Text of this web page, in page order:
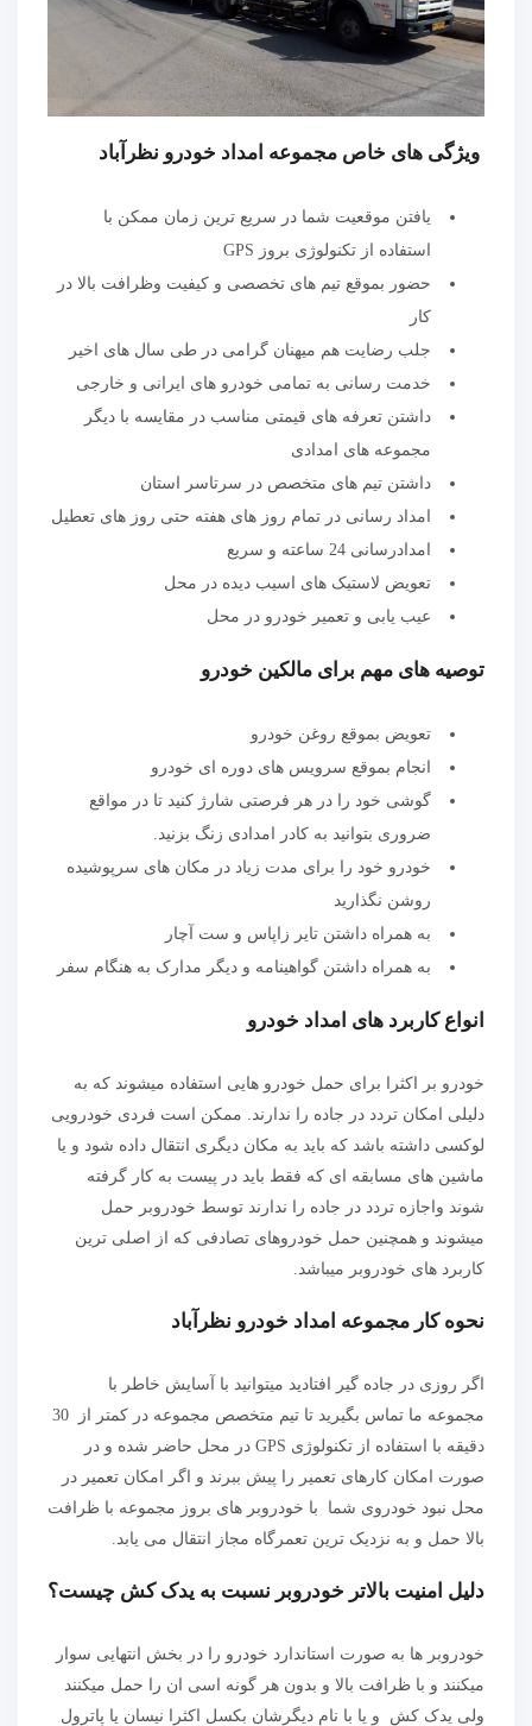
ویژگی های خاص مجموعه امداد خودرو نظرآباد
یافتن موقعیت شما در سریع ترین زمان ممکن با
استفاده از تکنولوژی بروز GPS
حضور بموقع تیم های تخصصی و کیفیت وظرافت بالا در
کار
جلب رضایت هم میهنان گرامی در طی سال های اخیر
خدمت رسانی به تمامی خودرو های ایرانی و خارجی
داشتن تعرفه های قیمتی مناسب در مقایسه با دیگر
مجموعه های امدادی
داشتن تیم های متخصص در سرتاسر استان
امداد رسانی در تمام روز های هفته حتی روز های تعطیل
امدادرسانی 24 ساعته و سریع
تعویض لاستیک های اسیب دیده در محل
عیب یابی و تعمیر خودرو در محل
توصیه های مهم برای مالکین خودرو
تعویض بموقع روغن خودرو
انجام بموقع سرویس های دوره ای خودرو
گوشی خود را در هر فرصتی شارژ کنید تا در مواقع
ضروری بتوانید به کادر امدادی زنگ بزنید.
خودرو خود را برای مدت زیاد در مکان های سرپوشیده
روشن نگذارید
به همراه داشتن تایر زاپاس و ست آچار
به همراه داشتن گواهینامه و دیگر مدارک به هنگام سفر
انواع کاربرد های امداد خودرو
خودرو بر اکثرا برای حمل خودرو هایی استفاده میشوند که به
دلیلی امکان تردد در جاده را ندارند. ممکن است فردی خودرویی
لوکسی داشته باشد که باید به مکان دیگری انتقال داده شود و یا
ماشین های مسابقه ای که فقط باید در پیست به کار گرفته
شوند واجازه تردد در جاده را ندارند توسط خودروبر حمل
میشوند و همچنین حمل خودروهای تصادفی که از اصلی ترین
کاربرد های خودروبر میباشد.
نحوه کار مجموعه امداد خودرو نظرآباد
اگر روزی در جاده گیر افتادید میتوانید با آسایش خاطر با
مجموعه ما تماس بگیرید تا تیم متخصص مجموعه در کمتر از 30
دقیقه با استفاده از تکنولوژی GPS در محل حاضر شده و در
صورت امکان کارهای تعمیر را پیش ببرند و اگر امکان تعمیر در
محل نبود خودروی شما با خودروبر های بروز مجموعه با ظرافت
بالا حمل و به نزدیک ترین تعمرگاه مجاز انتقال می یابد.
دلیل امنیت بالاتر خودروبر نسبت به یدک کش چیست؟
خودروبر ها به صورت استاندارد خودرو را در بخش انتهایی سوار
میکنند و با ظرافت بالا و بدون هر گونه اسی ان را حمل میکنند
ولی یدک کش و یا با نام دیگرشان بکسل اکثرا نیسان یا پاترول